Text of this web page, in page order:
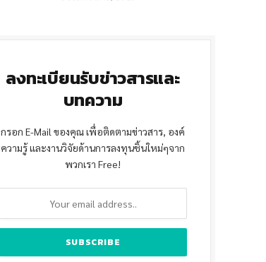
ลงทะเบียนรับข่าวสารและ
บทความ
กรอก E-Mail ของคุณ เพื่อติดตามข่าวสาร, องค์
ความรู้ และงานวิจัยด้านการลงทุนชิ้นใหม่ๆจาก
พวกเรา Free!